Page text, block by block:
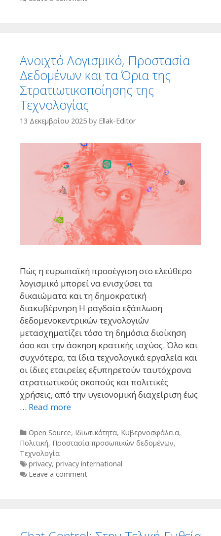
Ανοιχτό Λογισμικό, Προστασία
Δεδομένων και τα Όρια της
Στρατιωτικοποίησης της
Τεχνολογίας
13 Δεκεμβρίου 2025 by Ellak-Editor
Πώς η ευρωπαϊκή προσέγγιση στο ελεύθερο
λογισμικό μπορεί να ενισχύσει τα
δικαιώματα και τη δημοκρατική
διακυβέρνηση Η ραγδαία εξάπλωση
δεδομενοκεντρικών τεχνολογιών
μετασχηματίζει τόσο τη δημόσια διοίκηση
όσο και την άσκηση κρατικής ισχύος. Όλο και
συχνότερα, τα ίδια τεχνολογικά εργαλεία και
οι ίδιες εταιρείες εξυπηρετούν ταυτόχρονα
στρατιωτικούς σκοπούς και πολιτικές
χρήσεις, από την υγειονομική διαχείριση έως
… Read more
Categories
Open Source, Ιδιωτικότητα, Κυβερνοσφάλεια,
Πολιτική, Προστασία προσωπικών δεδομένων,
Τεχνολογία
Tags
privacy, privacy international
Leave a comment